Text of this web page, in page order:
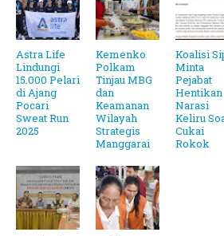
Astra Life
Lindungi
15.000 Pelari
di Ajang
Pocari
Sweat Run
2025
Kemenko
Polkam
Tinjau MBG
dan
Keamanan
Wilayah
Strategis
Manggarai
Koalisi
Minta
Pejabat
Hentikan
Narasi
Keliru
Cukai
Rokok